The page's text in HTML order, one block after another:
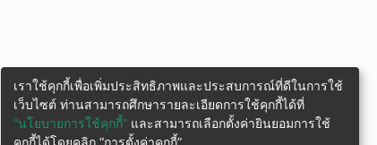
เราใช้คุกกี้เพื่อเพิ่มประสิทธิภาพและประสบการณ์ที่ดีในการใช้
เว็บไซต์ ท่านสามารถศึกษารายละเอียดการใช้คุกกี้ได้ที่
“นโยบายการใช้คุกกี้” และสามารถเลือกตั้งค่ายินยอมการใช้
คุกกี้ได้โดยคลิก “การตั้งค่าคุกกี้”